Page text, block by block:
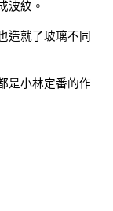
波紋。
造就了玻璃不同
是小林定番的作